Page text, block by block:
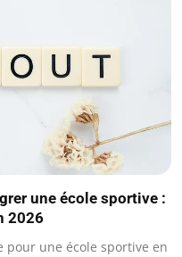
une école sportive :
2026
une école sportive en